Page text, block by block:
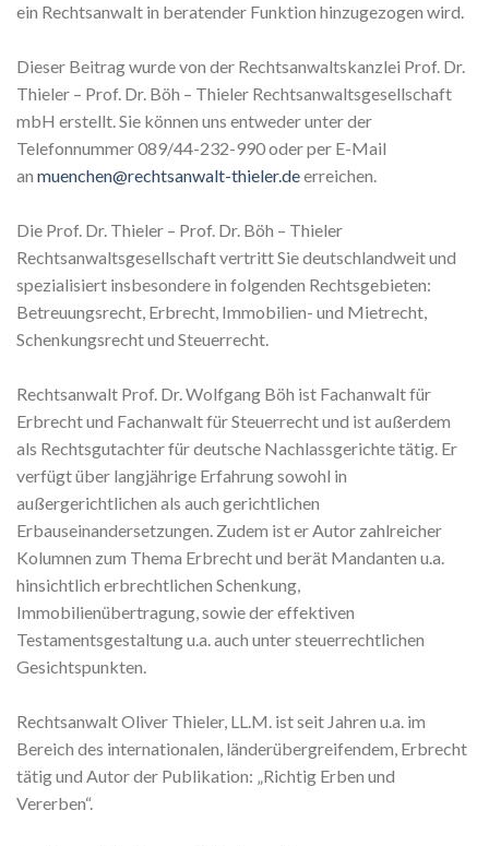
ein Rechtsanwalt in beratender Funktion hinzugezogen wird.
Dieser Beitrag wurde von der Rechtsanwaltskanzlei Prof. Dr.
Thieler – Prof. Dr. Böh – Thieler Rechtsanwaltsgesellschaft
mbH erstellt. Sie können uns entweder unter der
Telefonnummer 089/44-232-990 oder per E-Mail
an muenchen@rechtsanwalt-thieler.deerreichen.
Die Prof. Dr. Thieler – Prof. Dr. Böh – Thieler
Rechtsanwaltsgesellschaft vertritt Sie deutschlandweit und
spezialisiert insbesondere in folgenden Rechtsgebieten:
Betreuungsrecht, Erbrecht, Immobilien- und Mietrecht,
Schenkungsrecht und Steuerrecht.
Rechtsanwalt Prof. Dr. Wolfgang Böh ist Fachanwalt für
Erbrecht und Fachanwalt für Steuerrecht und ist außerdem
als Rechtsgutachter für deutsche Nachlassgerichte tätig. Er
verfügt über langjährige Erfahrung sowohl in
außergerichtlichen als auch gerichtlichen
Erbauseinandersetzungen. Zudem ist er Autor zahlreicher
Kolumnen zum Thema Erbrecht und berät Mandanten u.a.
hinsichtlich erbrechtlichen Schenkung,
Immobilienübertragung, sowie der effektiven
Testamentsgestaltung u.a. auch unter steuerrechtlichen
Gesichtspunkten.
Rechtsanwalt Oliver Thieler, LL.M. ist seit Jahren u.a. im
Bereich des internationalen, länderübergreifendem, Erbrecht
tätig und Autor der Publikation: „Richtig Erben und
Vererben“.